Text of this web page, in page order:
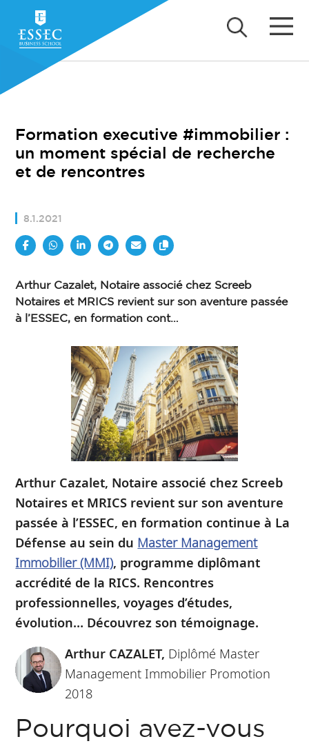
Formation executive #immobilier :
un moment spécial de recherche
et de rencontres
8.1.2021
Arthur Cazalet, Notaire associé chez Screeb
Notaires et MRICS revient sur son aventure passée
à l’ESSEC, en formation cont…
Arthur Cazalet, Notaire associé chez Screeb
Notaires et MRICS revient sur son aventure
passée à l’ESSEC, en formation continue à La
Défense au sein du Master Management
Immobilier (MMI), programme diplômant
accrédité de la RICS. Rencontres
professionnelles, voyages d’études,
évolution… Découvrez son témoignage.
Arthur CAZALET, Diplômé Master
Management Immobilier Promotion
2018
Pourquoi avez-vous